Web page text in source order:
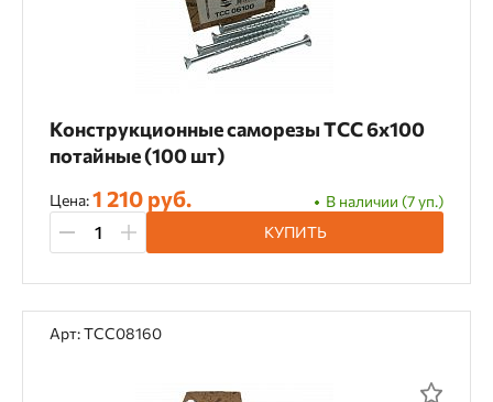
Конструкционные саморезы TCC 6х100
потайные (100 шт)
Цена:1 210 руб.
В наличии (7 уп.)
КУПИТЬ
Арт: TCC08160